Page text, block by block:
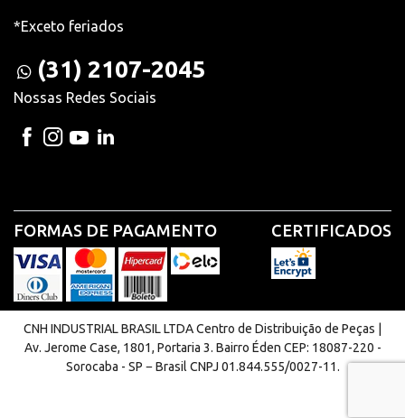
*Exceto feriados
(31) 2107-2045
Nossas Redes Sociais
FORMAS DE PAGAMENTO CERTIFICADOS
CNH INDUSTRIAL BRASIL LTDA Centro de Distribuição de Peças |
Av. Jerome Case, 1801, Portaria 3. Bairro Éden CEP: 18087-220 -
Sorocaba - SP − Brasil CNPJ 01.844.555/0027-11.